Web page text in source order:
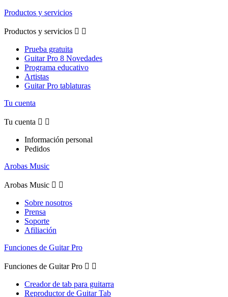
Productos y servicios
Productos y servicios  
Prueba gratuita
Guitar Pro 8 Novedades
Programa educativo
Artistas
Guitar Pro tablaturas
Tu cuenta
Tu cuenta  
Información personal
Pedidos
Arobas Music
Arobas Music  
Sobre nosotros
Prensa
Soporte
Afiliación
Funciones de Guitar Pro
Funciones de Guitar Pro  
Creador de tab para guitarra
Reproductor de Guitar Tab